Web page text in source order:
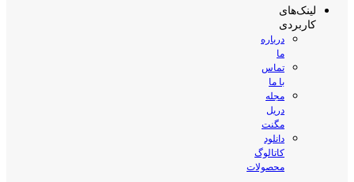
لینک‌های
کاربردی
درباره
ما
تماس
با ما
مجله
دریل
مگنت
دانلود
کاتالوگ
محصولات